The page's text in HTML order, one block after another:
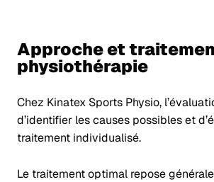
Approche et
physiothérapie
Chez Kinatex Sports Physio,
d’identifier les causes possibles et
traitement individualisé.
Le traitement optimal repose